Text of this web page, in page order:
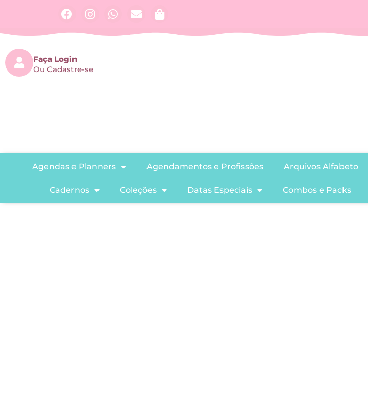
Faça Login
Ou Cadastre-se
Agendas e Planners Agendamentos e Profissões Arquivos Alfabeto
Cadernos Coleções Datas Especiais Combos e Packs